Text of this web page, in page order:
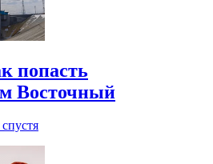
попасть
Восточный